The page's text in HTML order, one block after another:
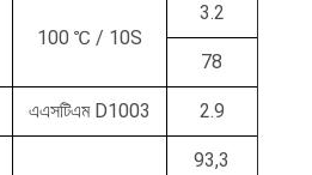
100 ℃ / 10S
3.2
78
এএসটিএম D1003 2.9
93,3